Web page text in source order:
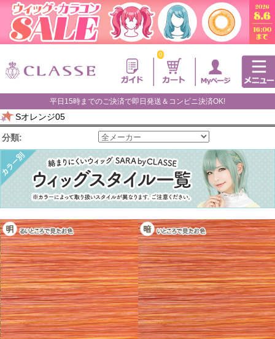
0
平日15時までのご決済で即日発送＆コンビニ決済OK!
Sオレンジ05
分類: